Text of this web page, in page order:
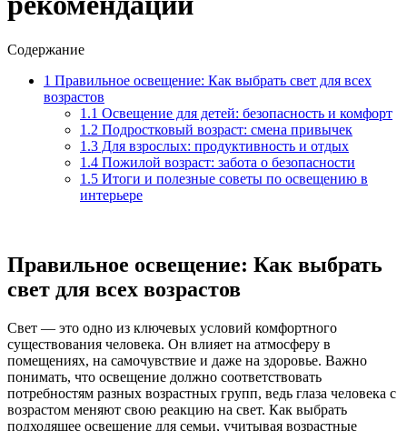
Содержание
1 Правильное освещение: Как выбрать свет для всех
возрастов
1.1 Освещение для детей: безопасность и комфорт
1.2 Подростковый возраст: смена привычек
1.3 Для взрослых: продуктивность и отдых
1.4 Пожилой возраст: забота о безопасности
1.5 Итоги и полезные советы по освещению в
интерьере
Правильное освещение: Как выбрать
свет для всех возрастов
Свет — это одно из ключевых условий комфортного
существования человека. Он влияет на атмосферу в
помещениях, на самочувствие и даже на здоровье. Важно
понимать, что освещение должно соответствовать
потребностям разных возрастных групп, ведь глаза человека с
возрастом меняют свою реакцию на свет. Как выбрать
подходящее освещение для семьи, учитывая возрастные